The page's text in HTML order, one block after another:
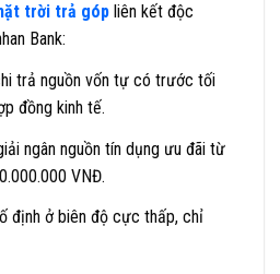
trời trả góp liên kết độc
Bank:
trả nguồn vốn tự có trước tối
đồng kinh tế.
ngân nguồn tín dụng ưu đãi từ
VNĐ.
định ở biên độ cực thấp, chỉ